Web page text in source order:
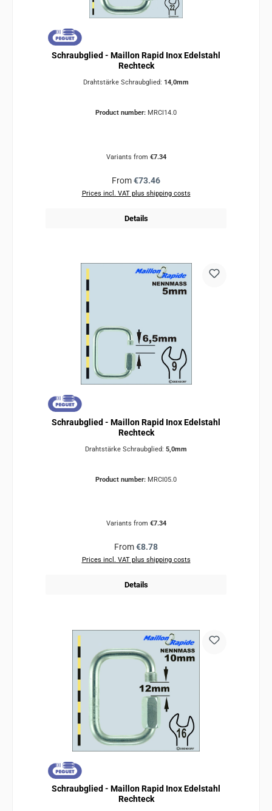
Schraubglied - Maillon Rapid Inox Edelstahl
Rechteck
Drahtstärke Schraubglied: 14,0mm
Product number: MRCI14.0
Variants from €7.34
Regular price:
From€73.46
Prices incl. VAT plus shipping costs
Details
Schraubglied - Maillon Rapid Inox Edelstahl
Rechteck
Drahtstärke Schraubglied: 5,0mm
Product number: MRCI05.0
Variants from €7.34
Regular price:
From€8.78
Prices incl. VAT plus shipping costs
Details
Schraubglied - Maillon Rapid Inox Edelstahl
Rechteck